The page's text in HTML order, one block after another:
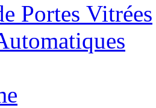
Portes Vitrées